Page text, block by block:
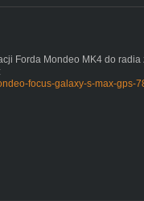
Forda Mondeo MK4 do
focus-galaxy-s-max-gps-